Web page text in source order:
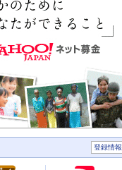
登録情報